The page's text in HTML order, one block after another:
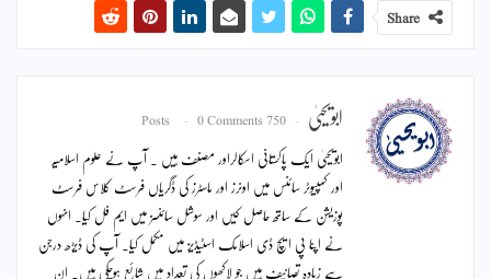
Share
ابویحییٰ 750 Posts
0 Comments
ابویحییٰ ایک پاکستانی اسکالراور مصنف ہیں ۔ آپ نے علوم اسلامیہ
اور کمپیوٹر سائنس میں اونرز اور ماسٹرز کی ڈگریاں فرسٹ کلاس فرسٹ
پوزیشن کے ساتھ حاصل کیں اور سوشل سائنسز میں ایم فل کیا۔ انہوں
نے اپنا پی ایچ ڈی اسلامک اسٹیڈیز میں مکمل کیا۔ آپ کی ڈیڑھ درجن
سے زیادہ تصانیف ہیں جو لاکھوں کی تعداد میں شائع ہوچکی ہیں۔ ان